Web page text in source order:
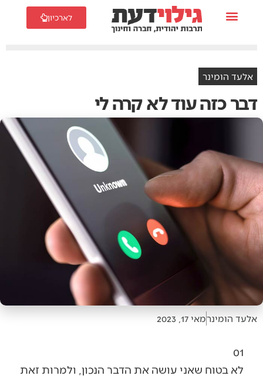
לארכיון
אלעד הומינר
דבר כזה עוד לא קרה לי
אלעד הומינרמאי 17, 2023
01
לא בטוח שאני עושה את הדבר הנכון, ולמרות זאת